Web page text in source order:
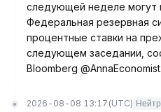
следующей неделе могут
Федеральная резервная
процентные ставки на
следующем заседании,
Bloomberg @AnnaEconomist.
2026-08-08 13:17 (UTC)